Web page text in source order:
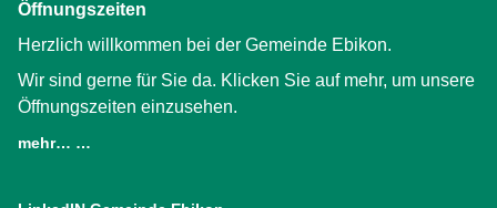
Öffnungszeiten
Herzlich willkommen bei der Gemeinde Ebikon.
Wir sind gerne für Sie da. Klicken Sie auf mehr, um unsere
Öffnungszeiten einzusehen.
mehr… …